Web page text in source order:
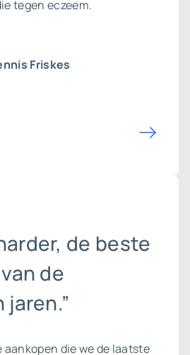
tegen eczeem.
Friskes
de beste
de
aankopen die we de laatste